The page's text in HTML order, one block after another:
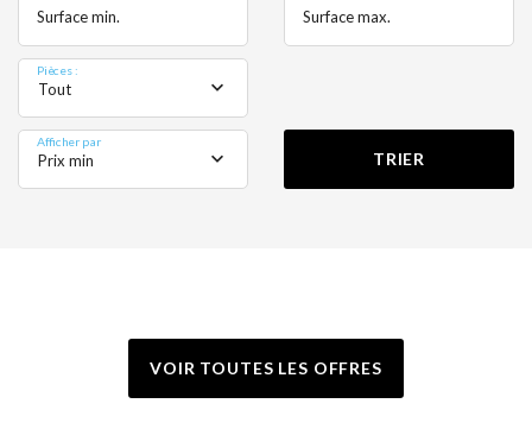
Surface min. Surface max.
Pièces :
Tout
Afficher par
Prix min TRIER
VOIR TOUTES LES OFFRES